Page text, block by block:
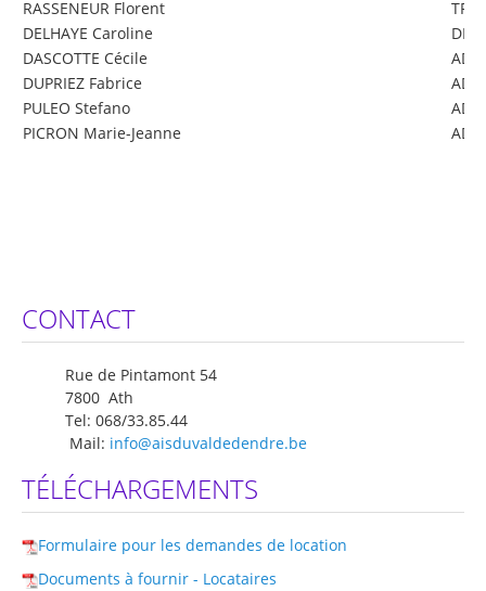
RASSENEUR Florent
DELHAYE Caroline
DASCOTTE Cécile
DUPRIEZ Fabrice
PULEO Stefano
PICRON Marie-Jeanne
CONTACT
Rue de Pintamont 54
7800 Ath
Tel: 068/33.85.44
Mail: info@aisduvaldedendre.be
TÉLÉCHARGEMENTS
Formulaire pour les demandes de location
Documents à fournir - Locataires